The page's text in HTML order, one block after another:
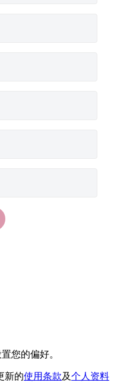
您的偏好。
新的使用条款及个人资料